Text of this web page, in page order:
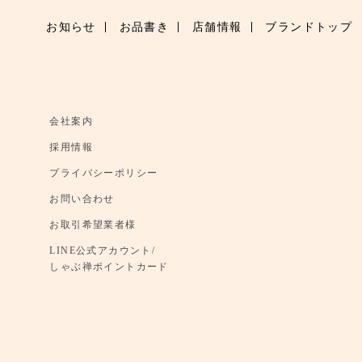
お知らせ お品書き 店舗情報 ブランドトップ
会社案内
採用情報
プライバシーポリシー
お問い合わせ
お取引希望業者様
LINE公式アカウント/
しゃぶ禅ポイントカード